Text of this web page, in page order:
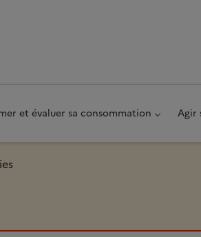
et évaluer sa consommation Agir